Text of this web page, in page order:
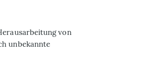
von
unbekannte